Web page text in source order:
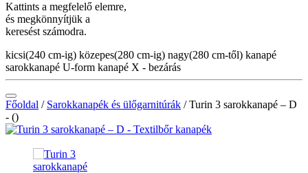
Kattints a megfelelő elemre,
és megkönnyítjük a
keresést számodra.
kicsi(240 cm-ig) közepes(280 cm-ig) nagy(280 cm-től) kanapé
sarokkanapé U-form kanapé X - bezárás
Főoldal / Sarokkanapék és ülőgarnitúrák /Turin 3 sarokkanapé – D
- ()